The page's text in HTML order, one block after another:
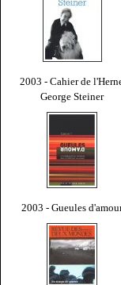
2003 - Cahier de
George Steiner
2003 - Gueules